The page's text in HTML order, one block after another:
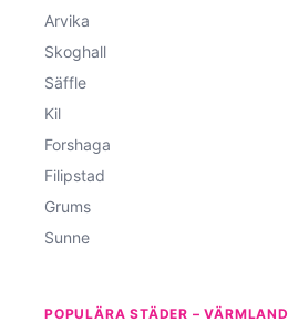
Arvika
Skoghall
Säffle
Kil
Forshaga
Filipstad
Grums
Sunne
POPULÄRA STÄDER – VÄRMLAND